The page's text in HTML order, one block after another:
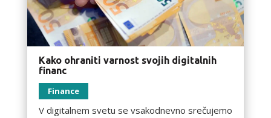
Kako ohraniti varnost svojih digitalnih
financ
Finance
V digitalnem svetu se vsakodnevno srečujemo